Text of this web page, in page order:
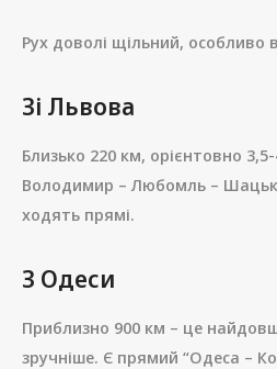
Рух доволі щільний, особливо
Зі Львова
Близько 220 км, орієнтовно
Володимир – Любомль –
ходять прямі.
З Одеси
Приблизно 900 км – це
зручніше. Є прямий “Одеса –